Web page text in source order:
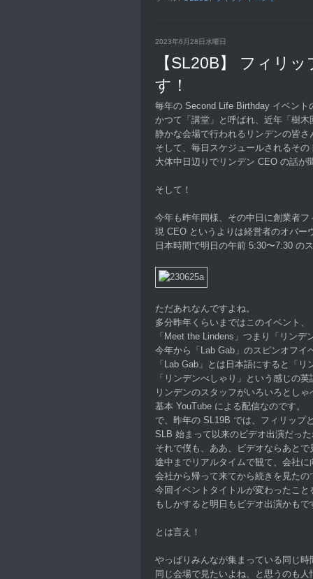
2023年6月28日水曜日
【SL20B】 フィリ
す！
毎年の Second Life Birthday イベント
かつて「講堂」と呼ばれ、近年「樹木
静かな会場で行われるリンデンの皆
そして、毎日スケジュールされるその
大体中日辺りでリンデン CEO の話が
そして！
今年も昨年同様、その中日に創業者フ
現 CEO というよりは経営者のオバー
日本時間で明日の午前 5:30〜7:30 の
ただあれなんですよね。
多分昨年くらいまではこのイベント、
「Meet the Lindens」つまり「リン
今年から「Lab Gab」のスピンオフイ
「Lab Gab」とは日本語にすると「
「リンデンべしゃり」という感じの
リンデンのスタッフがいろいろとし
基本 YouTube による配信なのです。
で、昨年の SL19B では、フィリップ
SLB 始まって以来のビデオ出演だっ
それで僕も、ああ、ビデオならあとで
途中までリアルタイムで観て、会社に
会社から帰って来てから続きを見たの
今回イベントタイトルが変わったこと
もしかすると明日もビデオ出演かもで
とは言え！
やっぱりみんなが集まっている同じ時
同じ会場で見たいよね、と思うのも人